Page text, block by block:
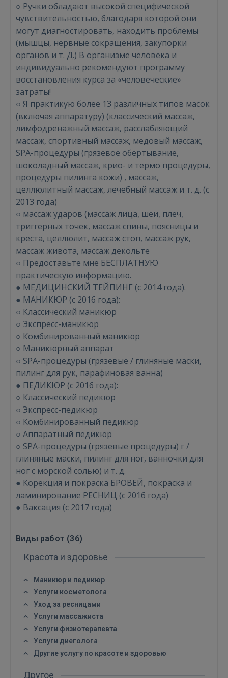
Войти
ВОЙТИ
Забыли пароль? Запомнить?
FACEBOOK
Ещё не зарегистрированы?
РЕГИСТРАЦИЯ
○ Ручки обладают высокой специфической
чувствительностью, благодаря которой они
могут диагностировать, находить проблемы
(мышцы, нервные сокращения, закупорки
органов и т. Д.) В организме человека и
индивидуально рекомендуют программу
восстановления курса за «человеческие»
затраты!
○ Я практикую более 13 различных типов масок
(включая аппаратуру) (классический массаж,
лимфодренажный массаж, расслабляющий
массаж, спортивный массаж, медовый массаж,
SPA-процедуры (грязевое обертывание,
шоколадный массаж, крио- и термо процедуры,
процедуры пилинга кожи) , массаж,
целлюлитный массаж, лечебный массаж и т. д. (с
2013 года)
○ массаж ударов (массаж лица, шеи, плеч,
триггерных точек, массаж спины, поясницы и
креста, целлюлит, массаж стоп, массаж рук,
массаж живота, массаж декольте
○ Предоставьте мне БЕСПЛАТНУЮ
практическую информацию.
● МЕДИЦИНСКИЙ ТЕЙПИНГ (с 2014 года).
● МАНИКЮР (с 2016 года):
○ Классический маникюр
○ Экспресс-маникюр
○ Комбинированный маникюр
○ Маникюрный аппарат
○ SPA-процедуры (грязевые / глиняные маски,
пилинг для рук, парафиновая ванна)
● ПЕДИКЮР (с 2016 года):
○ Классический педикюр
○ Экспресс-педикюр
○ Комбинированный педикюр
○ Аппаратный педикюр
○ SPA-процедуры (грязевые процедуры) г /
глиняные маски, пилинг для ног, ванночки для
ног с морской солью) и т. д.
● Корекция и покраска БРОВЕЙ, покраска и
ламинирование РЕСНИЦ (с 2016 года)
● Ваксация (с 2017 года)
Виды работ (36)
Красота и здоровье
Маникюр и педикюр
Услуги косметолога
Уход за ресницами
Услуги массажиста
Услуги физиотерапевта
Услуги диеголога
Другие услугу по красоте и здоровью
Другое